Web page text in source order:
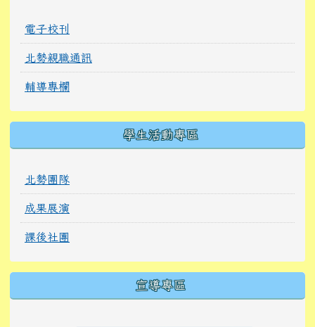
電子校刊
北勢親職通訊
輔導專欄
學生活動專區
北勢團隊
成果展演
課後社團
宣導專區